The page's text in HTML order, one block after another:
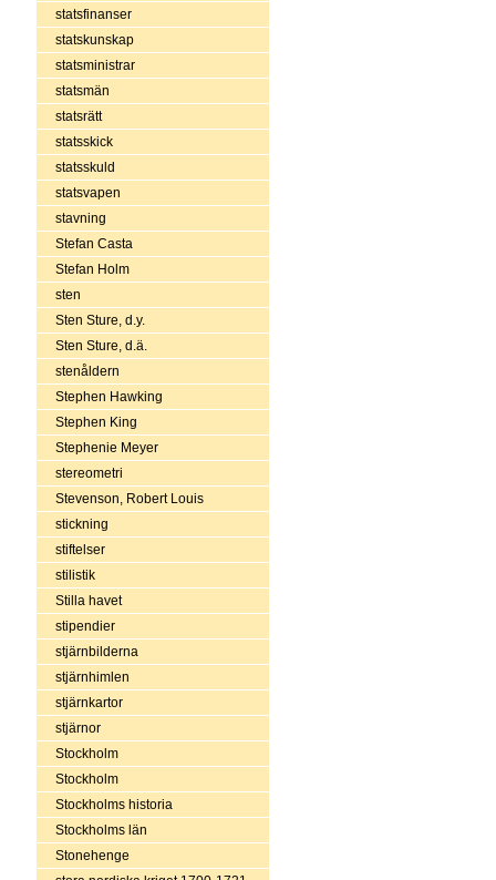
statsfinanser
statskunskap
statsministrar
statsmän
statsrätt
statsskick
statsskuld
statsvapen
stavning
Stefan Casta
Stefan Holm
sten
Sten Sture, d.y.
Sten Sture, d.ä.
stenåldern
Stephen Hawking
Stephen King
Stephenie Meyer
stereometri
Stevenson, Robert Louis
stickning
stiftelser
stilistik
Stilla havet
stipendier
stjärnbilderna
stjärnhimlen
stjärnkartor
stjärnor
Stockholm
Stockholm
Stockholms historia
Stockholms län
Stonehenge